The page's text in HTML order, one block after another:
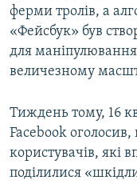
ферми тролів, а
«Фейсбук» був
для
величезному
Тиждень тому, 16
Facebook
користувачів, які
поділилися